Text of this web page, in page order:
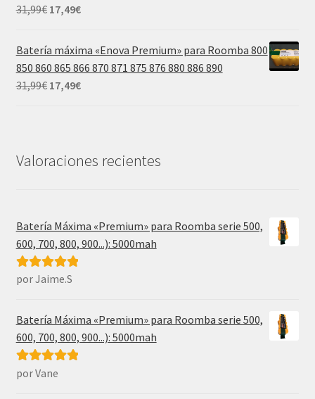
31,99€ El
original
era:
17,49€El
actual
es:
Batería máxima «Enova Premium» para Roomba 800
850 860 865 866 870 871 875 876 880 886 890
31,99€ El
31,99€.
17,49€El
Valoraciones recientes
Batería Máxima «Premium» para Roomba serie 500,
600, 700, 800, 900...): 5000mah
Valorado con
por Jaime.S
Batería Máxima «Premium» para Roomba serie 500,
600, 700, 800, 900...): 5000mah
Valorado con
por Vane